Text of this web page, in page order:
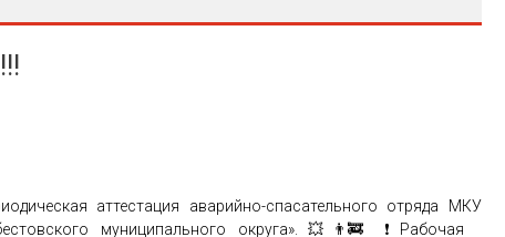
аттестация аварийно-спасательного отряда МКУ
муниципального округа».💥👨‍🚒 ❗Рабочая